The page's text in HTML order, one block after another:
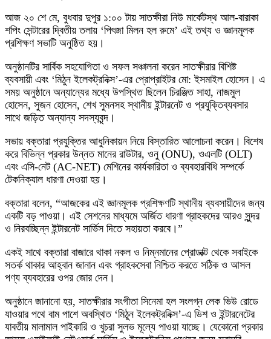
আজ ২০ শে মে, বুধবার দুপুর ১:০০ টায় সাতক্ষীরা নিউ মার্কেটস্থ আল-বারাকা
শপিং সেন্টারের দ্বিতীয় তলায় ‘পিৎজা মিলন হল রুমে’ এই তথ্য ও জ্ঞানমূলক
প্রশিক্ষণ সভাটি অনুষ্ঠিত হয়।
অনুষ্ঠানটির সার্বিক সহযোগিতা ও সফল সঞ্চালনা করেন সাতক্ষীরার বিশিষ্ট
ব্যবসায়ী এবং ‘মিঠুন ইলেকট্রনিক্স’-এর প্রোপ্রাইটর মো: ইসমাইল হোসেন। এ
সময় অনুষ্ঠানে অন্যান্যের মধ্যে উপস্থিত ছিলেন চিরঞ্জিত সাহা, নাজমুল
হোসেন, সুজন হোসেন, শেখ সুমনসহ স্থানীয় ইন্টারনেট ও প্রযুক্তিব্যবসার
সাথে জড়িত অন্যান্য সদস্যবৃন্দ।
সভায় বক্তারা প্রযুক্তির আধুনিকায়ন নিয়ে বিস্তারিত আলোচনা করেন। বিশেষ
করে বিভিন্ন প্রকার উন্নত মানের রাউটার, ওনু (ONU), ওএলটি (OLT)
এবং এসি-নেট (AC-NET) মেশিনের কার্যকারিতা ও ব্যবহারবিধি সম্পর্কে
টেকনিক্যাল ধারণা দেওয়া হয়।
বক্তারা বলেন, “আজকের এই জ্ঞানমূলক প্রশিক্ষণটি স্থানীয় ব্যবসায়ীদের জন্য
একটি বড় পাওয়া। এই সেশনের মাধ্যমে অর্জিত ধারণা গ্রাহকদের আরও সুন্দর
ও নিরবচ্ছিন্ন ইন্টারনেট সার্ভিস দিতে সহায়তা করবে।”
একই সাথে বক্তারা বাজারে থাকা নকল ও নিম্নমানের প্রোডাক্ট থেকে সবাইকে
সতর্ক থাকার আহ্বান জানান এবং গ্রাহকসেবা নিশ্চিত করতে সঠিক ও আসল
পণ্য ব্যবহারের ওপর জোর দেন।
অনুষ্ঠানে জানানো হয়, সাতক্ষীরার সংগীতা সিনেমা হল সংলগ্ন লেক ভিউ রোডে
যাওয়ার পথে বাম পাশে অবস্থিত ‘মিঠুন ইলেকট্রনিক্স’-এ ডিশ ও ইন্টারনেটের
যাবতীয় মালামাল পাইকারি ও খুচরা সুলভ মূল্যে পাওয়া যাচ্ছে। যেকোনো প্রকার